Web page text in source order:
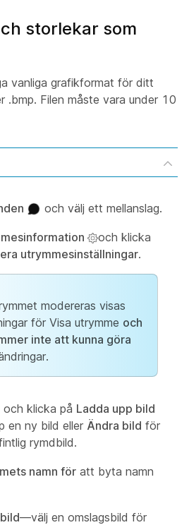
storlekar som
vanliga grafikformat för ditt
.bmp. Filen måste vara under 10
och välj ett mellanslag.
och klicka
utrymmesinställningar.
modereras visas
för Visa utrymme och
inte att kunna göra
och klicka på Ladda upp bild
en ny bild eller Ändra bild för
rymdbild.
namn för att byta namn
—välj en omslagsbild för